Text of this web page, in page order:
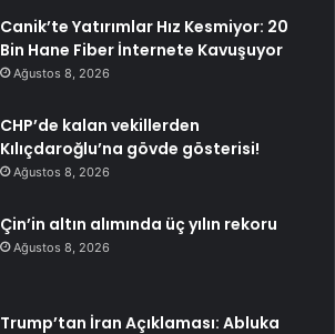
Canik’te Yatırımlar Hız Kesmiyor: 20
Bin Hane Fiber İnternete Kavuşuyor
Ağustos 8, 2026
CHP’de kalan vekillerden
Kılıçdaroğlu’na gövde gösterisi!
Ağustos 8, 2026
Çin’in altın alımında üç yılın rekoru
Ağustos 8, 2026
Trump’tan İran Açıklaması: Abluka